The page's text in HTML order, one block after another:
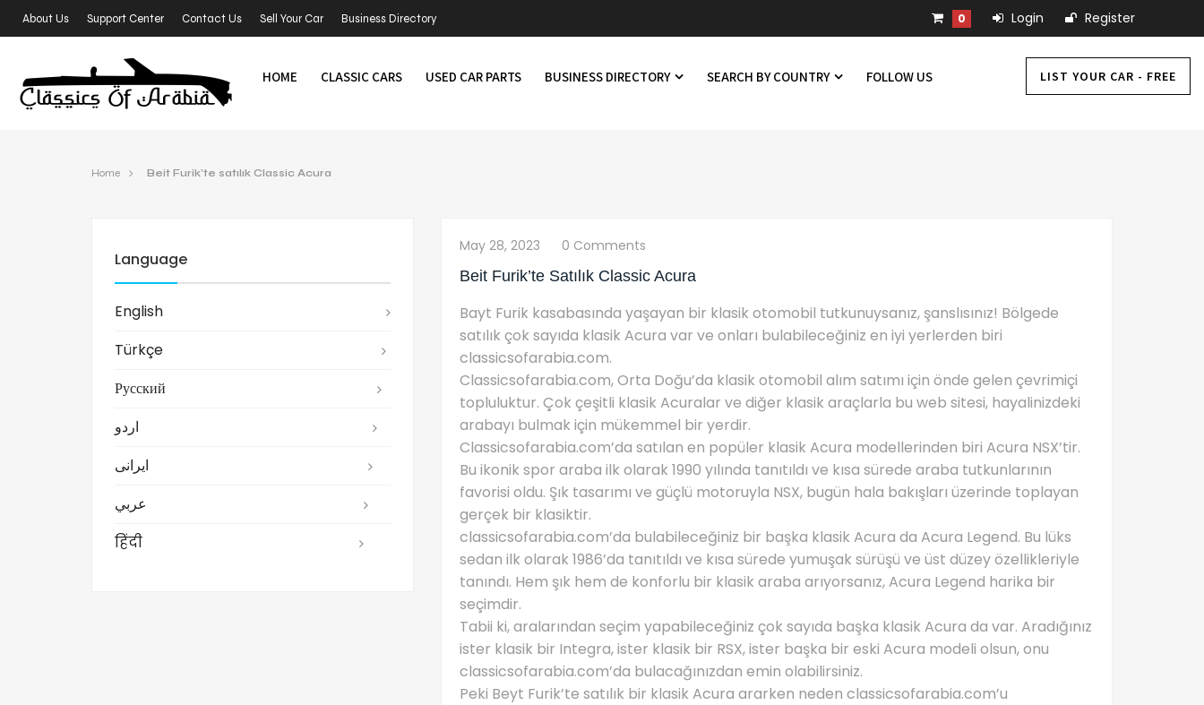
About Us Support Center Contact Us Sell Your Car Business Directory 0 Login Register
HOME CLASSIC CARS USED CAR PARTS BUSINESS DIRECTORY SEARCH BY COUNTRY FOLLOW US LIST YOUR CAR - FREE
Home Beit Furik’te satılık Classic Acura
Language
English
Türkçe
Русский
اردو
ایرانی
عربي
हिंदी
May 28, 2023
0 Comments
Beit Furik’te Satılık Classic Acura
Bayt Furik kasabasında yaşayan bir klasik otomobil tutkunuysanız, şanslısınız! Bölgede
satılık çok sayıda klasik Acura var ve onları bulabileceğiniz en iyi yerlerden biri
classicsofarabia.com.
Classicsofarabia.com, Orta Doğu’da klasik otomobil alım satımı için önde gelen çevrimiçi
topluluktur. Çok çeşitli klasik Acuralar ve diğer klasik araçlarla bu web sitesi, hayalinizdeki
arabayı bulmak için mükemmel bir yerdir.
Classicsofarabia.com’da satılan en popüler klasik Acura modellerinden biri Acura NSX’tir.
Bu ikonik spor araba ilk olarak 1990 yılında tanıtıldı ve kısa sürede araba tutkunlarının
favorisi oldu. Şık tasarımı ve güçlü motoruyla NSX, bugün hala bakışları üzerinde toplayan
gerçek bir klasiktir.
classicsofarabia.com’da bulabileceğiniz bir başka klasik Acura da Acura Legend. Bu lüks
sedan ilk olarak 1986’da tanıtıldı ve kısa sürede yumuşak sürüşü ve üst düzey özellikleriyle
tanındı. Hem şık hem de konforlu bir klasik araba arıyorsanız, Acura Legend harika bir
seçimdir.
Tabii ki, aralarından seçim yapabileceğiniz çok sayıda başka klasik Acura da var. Aradığınız
ister klasik bir Integra, ister klasik bir RSX, ister başka bir eski Acura modeli olsun, onu
classicsofarabia.com’da bulacağınızdan emin olabilirsiniz.
Peki Beyt Furik’te satılık bir klasik Acura ararken neden classicsofarabia.com’u